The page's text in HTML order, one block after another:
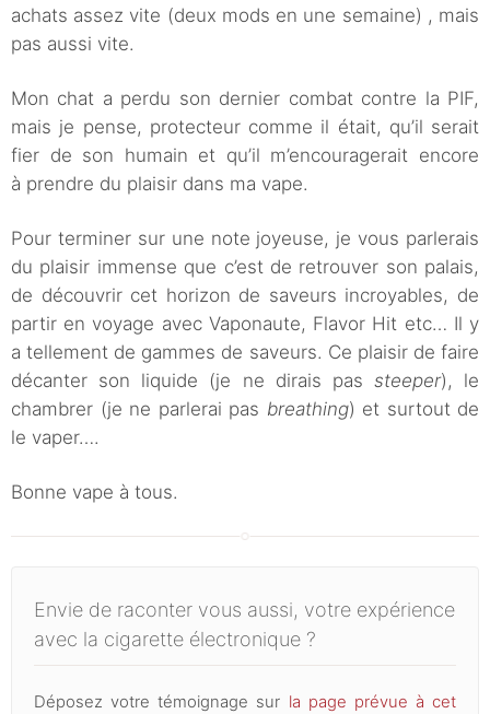
achats assez vite (deux mods en une semaine) , mais
pas aussi vite.
Mon chat a perdu son dernier combat contre la PIF,
mais je pense, protecteur comme il était, qu’il serait
fier de son humain et qu’il m’encouragerait encore
à prendre du plaisir dans ma vape.
Pour terminer sur une note joyeuse, je vous parlerais
du plaisir immense que c’est de retrouver son palais,
de découvrir cet horizon de saveurs incroyables, de
partir en voyage avec Vaponaute, Flavor Hit etc… Il y
a tellement de gammes de saveurs. Ce plaisir de faire
décanter son liquide (je ne dirais pas steeper), le
chambrer (je ne parlerai pas breathing) et surtout de
le vaper….
Bonne vape à tous.
Envie de raconter vous aussi, votre expérience
avec la cigarette électronique ?
Déposez votre témoignage sur la page prévue à cet